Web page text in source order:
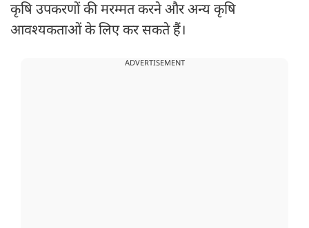
कृषि उपकरणों की मरम्मत करने और अन्य कृषि
आवश्यकताओं के लिए कर सकते हैं।
ADVERTISEMENT